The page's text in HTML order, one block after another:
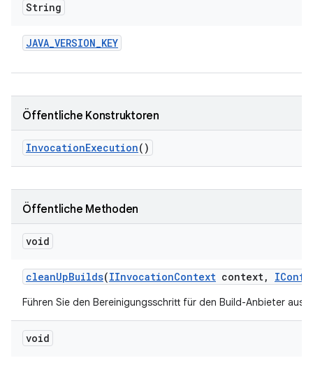
String
JAVA_VERSION_KEY
Öffentliche Konstruktoren
InvocationExecution()
Öffentliche Methoden
void
cleanUpBuilds(IInvocationContext context,
Führen Sie den Bereinigungsschritt für den Build-Anbieter aus.
void